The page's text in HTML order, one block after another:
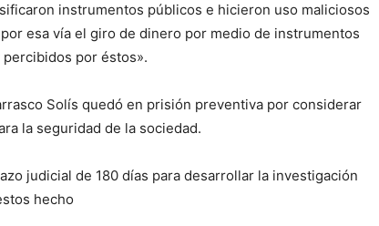
instrumentos públicos e hicieron uso maliciosos
esa vía el giro de dinero por medio de instrumentos
por éstos».
Solís quedó en prisión preventiva por considerar
la seguridad de la sociedad.
judicial de 180 días para desarrollar la investigación
hecho